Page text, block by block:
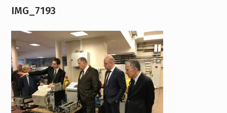
IMG_7193